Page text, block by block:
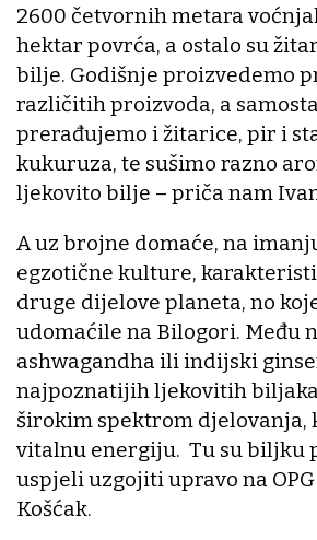
2600 četvornih metara
hektar povrća, a ostalo su
bilje. Godišnje proizvedemo
različitih proizvoda, a
prerađujemo i žitarice, pir i
kukuruza, te sušimo razno
ljekovito bilje – priča nam
A uz brojne domaće, na
egzotične kulture,
druge dijelove planeta, no
udomaćile na Bilogori. Među
ashwagandha ili indijski
najpoznatijih ljekovitih
širokim spektrom djelovanja,
vitalnu energiju. Tu su biljku
uspjeli uzgojiti upravo na
Košćak.